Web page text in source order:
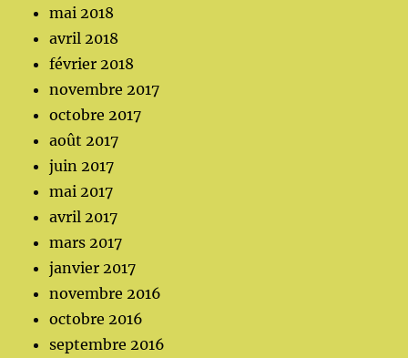
mai 2018
avril 2018
février 2018
novembre 2017
octobre 2017
août 2017
juin 2017
mai 2017
avril 2017
mars 2017
janvier 2017
novembre 2016
octobre 2016
septembre 2016